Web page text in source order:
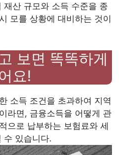
재산 규모와 소득 수준을 종
모를 상황에 대비하는 것이
보면 똑똑하게
요!
소득 조건을 초과하여 지역
라면, 금융소득을 어떻게 관
으로 납부하는 보험료와 세
수 있습니다.